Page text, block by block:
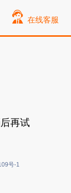
在线客服
再试
号-1